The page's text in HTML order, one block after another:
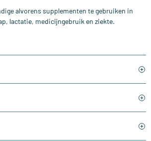
alvorens supplementen te gebruiken in
lactatie, medicijngebruik en ziekte.